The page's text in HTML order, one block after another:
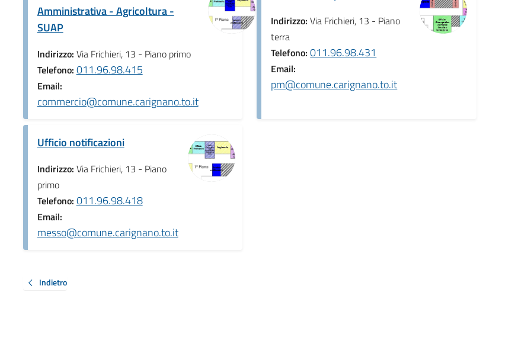
Amministrativa - Agricoltura -
SUAP
Indirizzo: Via Frichieri, 13 - Piano primo
Telefono: 011.96.98.415
Email:
commercio@comune.carignano.to.it
Indirizzo:Via Frichieri, 13 - Piano
terra
Telefono:011.96.98.431
Email:
pm@comune.carignano.to.it
Ufficio notificazioni
Indirizzo: Via Frichieri, 13 - Piano
primo
Telefono: 011.96.98.418
Email:
messo@comune.carignano.to.it
Indietro